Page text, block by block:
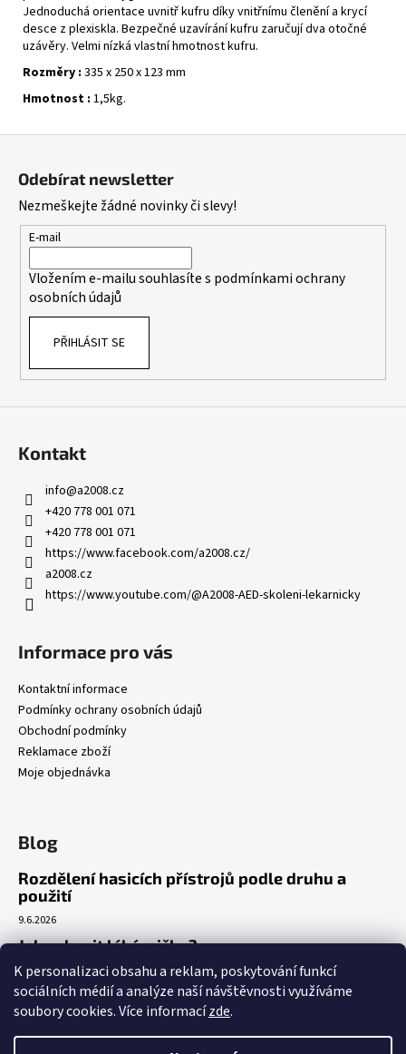
K personalizaci obsahu a reklam, poskytování funkcí
sociálních médií a analýze naší návštěvnosti využíváme
soubory cookies. Více informacízde.
Jednoduchá orientace uvnitř kufru díky vnitřnímu členění a krycí
desce z plexiskla. Bezpečné uzavírání kufru zaručují dva otočné
uzávěry. Velmi nízká vlastní hmotnost kufru.
Rozměry : 335 x 250 x 123 mm
Hmotnost : 1,5kg.
Odebírat newsletter
Nezmeškejte žádné novinky či slevy!
E-mail
Vložením e-mailu souhlasíte s podmínkami ochrany
osobních údajů
PŘIHLÁSIT SE
Kontakt
info@a2008.cz
+420 778 001 071
+420 778 001 071
https://www.facebook.com/a2008.cz/
a2008.cz
https://www.youtube.com/@A2008-AED-skoleni-lekarnicky
Informace pro vás
Kontaktní informace
Podmínky ochrany osobních údajů
Obchodní podmínky
Reklamace zboží
Moje objednávka
Blog
Rozdělení hasicích přístrojů podle druhu a
použití
9.6.2026
Jak vybavit lékárničku?
7.3.2026
Venkovní realizace umístění AED
5.3.2026